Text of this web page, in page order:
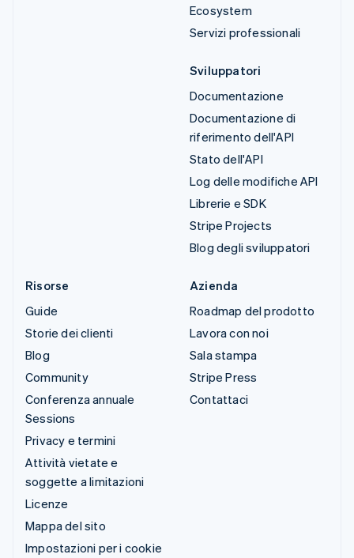
Ecosystem
Servizi professionali
Sviluppatori
Documentazione
Documentazione di
riferimento dell'API
Stato dell'API
Log delle modifiche API
Librerie e SDK
Stripe Projects
Blog degli sviluppatori
Risorse
Guide
Storie dei clienti
Blog
Community
Conferenza annuale
Sessions
Privacy e termini
Attività vietate e
soggette a limitazioni
Licenze
Mappa del sito
Impostazioni per i cookie
Azienda
Roadmap del prodotto
Lavora con noi
Sala stampa
Stripe Press
Contattaci